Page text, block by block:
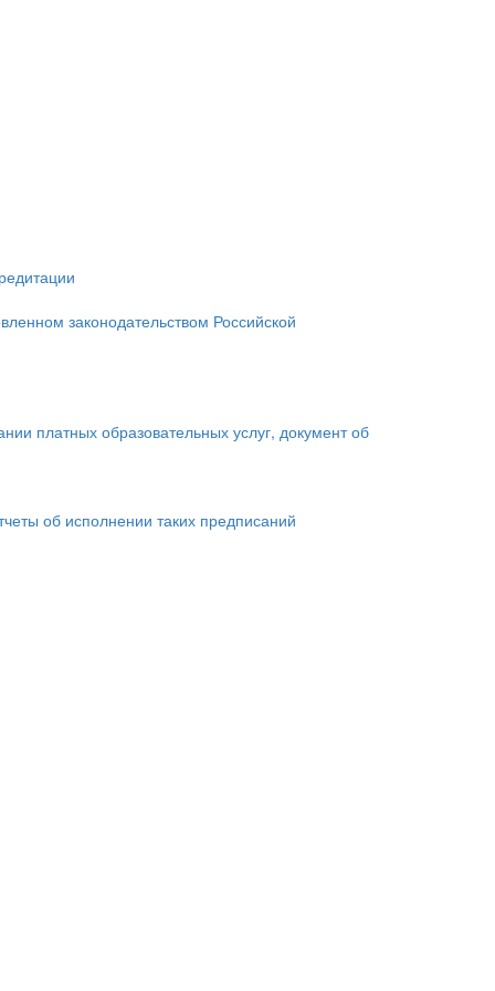
законодательством Российской
платных образовательных услуг, документ об
об исполнении таких предписаний